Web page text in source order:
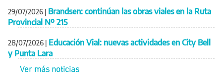
29/07/2026 | Brandsen: continúan las obras viales en la Ruta
Provincial Nº 215
28/07/2026 | Educación Vial: nuevas actividades en City Bell
y Punta Lara
Ver más noticias